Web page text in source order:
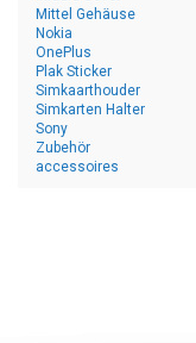
Mittel Gehäuse
Nokia
OnePlus
Plak Sticker
Simkaarthouder
Simkarten Halter
Sony
Zubehör
accessoires